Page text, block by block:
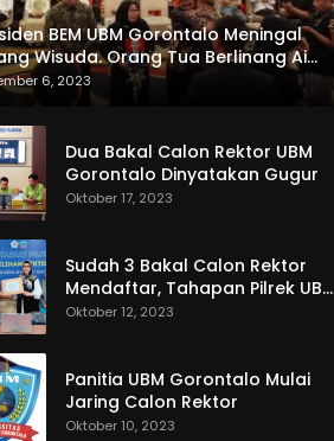
BEM UBM Gorontalo Meningal
Wisuda. Orang Tua Berlinang Air
Menerima SKL dan Pemasangan
6, 2023
Dua Bakal Calon Rektor UBM
Gorontalo Dinyatakan Gugur
Oktober 17, 2023
Sudah 3 Bakal Calon Rektor
Mendaftar, Tahapan Pilrek UBM
Gorontalo Makin Seru
Oktober 12, 2023
Panitia UBM Gorontalo Mulai
Jaring Calon Rektor
Oktober 10, 2023